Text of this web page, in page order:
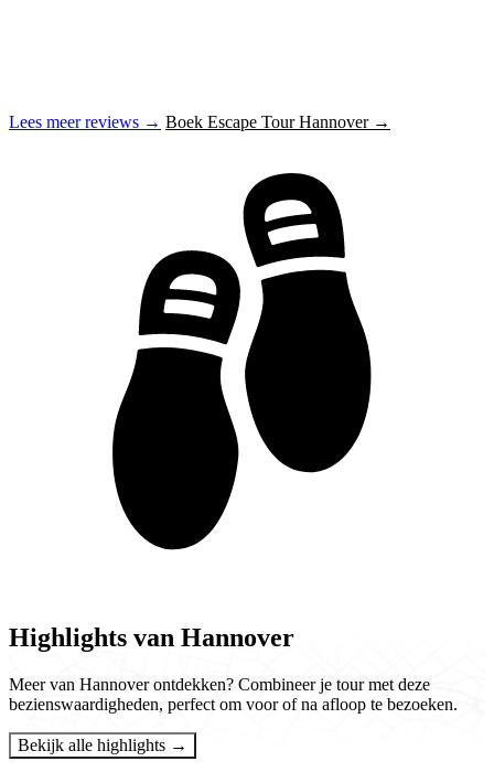
Lees meer reviews → Boek Escape Tour Hannover →
Highlights van Hannover
Meer van Hannover ontdekken? Combineer je tour met deze
bezienswaardigheden, perfect om voor of na afloop te bezoeken.
Bekijk alle highlights →